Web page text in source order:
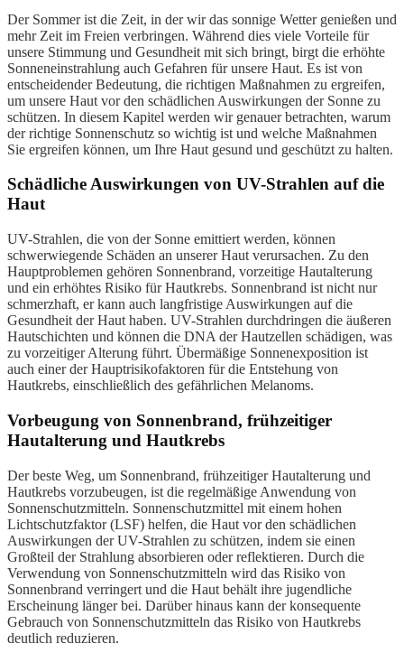
Der Sommer ist die Zeit, in der wir das sonnige Wetter genießen und
mehr Zeit im Freien verbringen. Während dies viele Vorteile für
unsere Stimmung und Gesundheit mit sich bringt, birgt die erhöhte
Sonneneinstrahlung auch Gefahren für unsere Haut. Es ist von
entscheidender Bedeutung, die richtigen Maßnahmen zu ergreifen,
um unsere Haut vor den schädlichen Auswirkungen der Sonne zu
schützen. In diesem Kapitel werden wir genauer betrachten, warum
der richtige Sonnenschutz so wichtig ist und welche Maßnahmen
Sie ergreifen können, um Ihre Haut gesund und geschützt zu halten.
Schädliche Auswirkungen von UV-Strahlen auf die
Haut
UV-Strahlen, die von der Sonne emittiert werden, können
schwerwiegende Schäden an unserer Haut verursachen. Zu den
Hauptproblemen gehören Sonnenbrand, vorzeitige Hautalterung
und ein erhöhtes Risiko für Hautkrebs. Sonnenbrand ist nicht nur
schmerzhaft, er kann auch langfristige Auswirkungen auf die
Gesundheit der Haut haben. UV-Strahlen durchdringen die äußeren
Hautschichten und können die DNA der Hautzellen schädigen, was
zu vorzeitiger Alterung führt. Übermäßige Sonnenexposition ist
auch einer der Hauptrisikofaktoren für die Entstehung von
Hautkrebs, einschließlich des gefährlichen Melanoms.
Vorbeugung von Sonnenbrand, frühzeitiger
Hautalterung und Hautkrebs
Der beste Weg, um Sonnenbrand, frühzeitiger Hautalterung und
Hautkrebs vorzubeugen, ist die regelmäßige Anwendung von
Sonnenschutzmitteln. Sonnenschutzmittel mit einem hohen
Lichtschutzfaktor (LSF) helfen, die Haut vor den schädlichen
Auswirkungen der UV-Strahlen zu schützen, indem sie einen
Großteil der Strahlung absorbieren oder reflektieren. Durch die
Verwendung von Sonnenschutzmitteln wird das Risiko von
Sonnenbrand verringert und die Haut behält ihre jugendliche
Erscheinung länger bei. Darüber hinaus kann der konsequente
Gebrauch von Sonnenschutzmitteln das Risiko von Hautkrebs
deutlich reduzieren.